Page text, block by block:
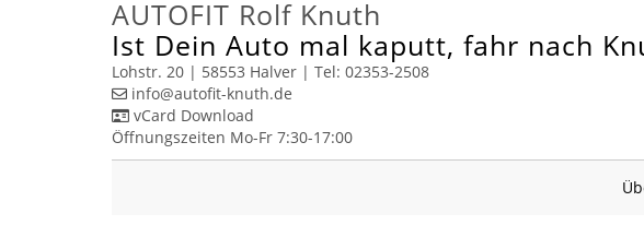
AUTOFIT Rolf Knuth
Ist Dein Auto mal kaputt, fahr nach
Lohstr. 20 | 58553 Halver | Tel: 02353-2508
info​@autofit-knuth.de
vCard Download
Öffnungszeiten Mo-Fr 7:30-17:00